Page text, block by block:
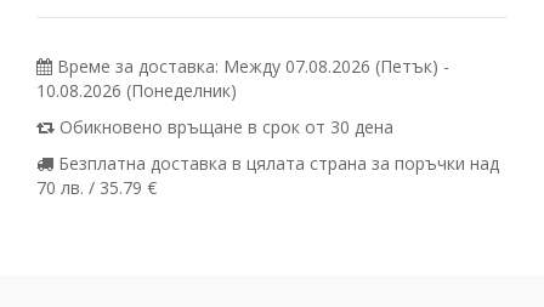
Време за доставка: Между 07.08.2026 (Петък) -
10.08.2026 (Понеделник)
Обикновено връщане в срок от 30 дена
Безплатна доставка в цялата страна за поръчки над
70 лв. / 35.79 €